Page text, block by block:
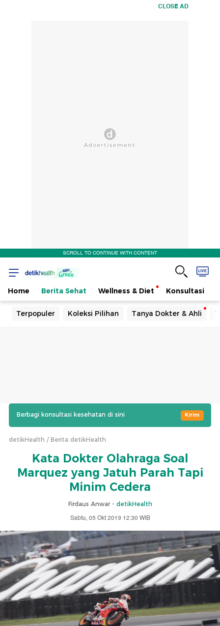
CLOSE AD
SCROLL TO CONTINUE WITH CONTENT
Home Berita Sehat Wellness & Diet Konsultasi
Terpopuler Koleksi Pilihan Tanya Dokter & Ahli
Berbagi konsultasi kesehatan di sini Kirim
detikHealth Berita detikHealth
Kata Dokter Olahraga Soal
Marquez yang Jatuh Parah Tapi
Minim Cedera
Firdaus Anwar - detikHealth
Sabtu, 05 Okt 2019 12:30 WIB